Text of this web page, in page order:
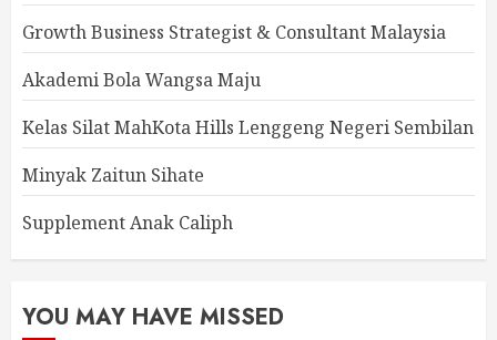
Growth Business Strategist & Consultant Malaysia
Akademi Bola Wangsa Maju
Kelas Silat MahKota Hills Lenggeng Negeri Sembilan
Minyak Zaitun Sihate
Supplement Anak Caliph
YOU MAY HAVE MISSED